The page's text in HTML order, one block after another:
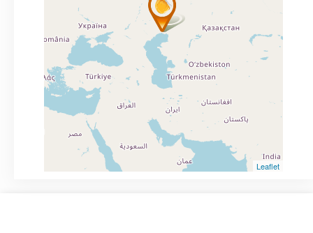
Leaflet